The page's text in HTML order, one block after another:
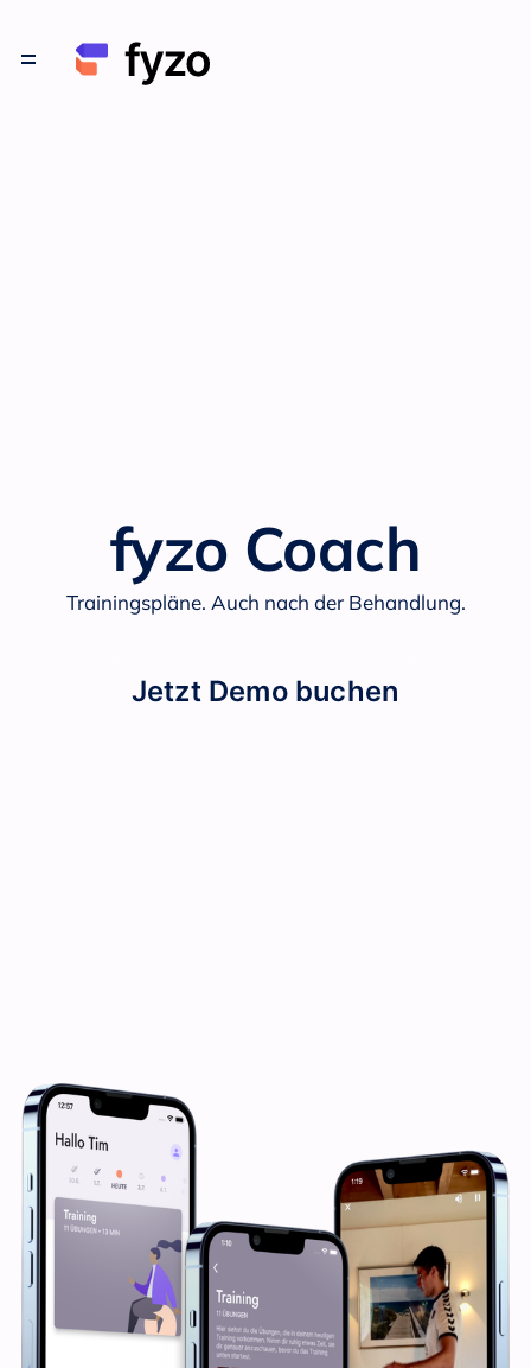
fyzo Coach
Trainingspläne. Auch nach der Behandlung.
Jetzt Demo buchen